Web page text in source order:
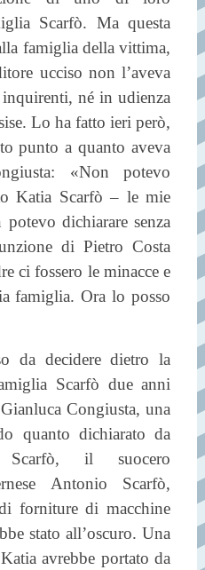
Scarfò. Ma questa
famiglia della vittima,
ucciso non l’aveva
né in udienza
Lo ha fatto ieri però,
punto a quanto aveva
«Non potevo
Katia Scarfò – le mie
dichiarare senza
di Pietro Costa
ci fossero le minacce e
famiglia. Ora lo posso
da decidere dietro la
Scarfò due anni
Congiusta, una
quanto dichiarato da
il suocero
Antonio Scarfò,
forniture di macchine
stato all’oscuro. Una
avrebbe portato da